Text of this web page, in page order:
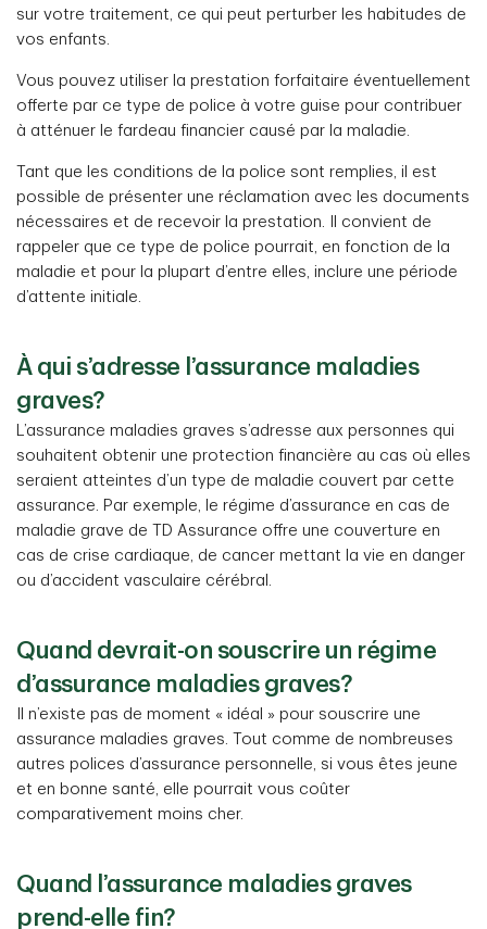
n’ayez pas fait l’objet d’un diagnostic de crise
cardiaque, de cancer ou d’accident vasculaire
cérébral.
soyez client de la TD.
sur votre traitement, ce qui peut perturber les habitudes de
vos enfants.
Vous pouvez utiliser la prestation forfaitaire éventuellement
offerte par ce type de police à votre guise pour contribuer
à atténuer le fardeau financier causé par la maladie.
Tant que les conditions de la police sont remplies, il est
possible de présenter une réclamation avec les documents
nécessaires et de recevoir la prestation. Il convient de
rappeler que ce type de police pourrait, en fonction de la
maladie et pour la plupart d’entre elles, inclure une période
d’attente initiale.
À qui s’adresse l’assurance maladies
graves?
L’assurance maladies graves s’adresse aux personnes qui
souhaitent obtenir une protection financière au cas où elles
seraient atteintes d’un type de maladie couvert par cette
assurance. Par exemple, le régime d’assurance en cas de
maladie grave de TD Assurance offre une couverture en
cas de crise cardiaque, de cancer mettant la vie en danger
ou d’accident vasculaire cérébral.
Quand devrait-on souscrire un régime
d’assurance maladies graves?
Il n’existe pas de moment « idéal » pour souscrire une
assurance maladies graves. Tout comme de nombreuses
autres polices d’assurance personnelle, si vous êtes jeune
et en bonne santé, elle pourrait vous coûter
comparativement moins cher.
Quand l’assurance maladies graves
prend-elle fin?